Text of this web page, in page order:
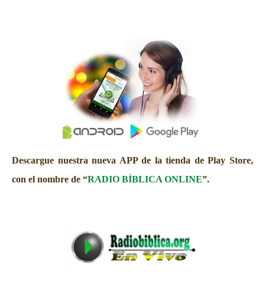
Descargue nuestra nueva APP de la tienda de Play Store,
con el nombre de “RADIO BÍBLICA ONLINE”.